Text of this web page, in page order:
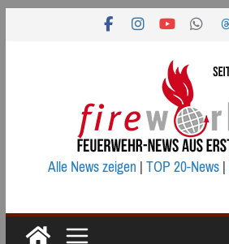
Alle News zeigen|TOP 20-News|